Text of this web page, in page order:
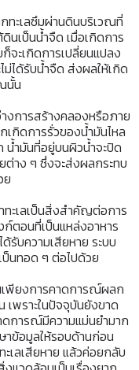
ทะเลซึมผ่านดินบริเวณที่
นเป็นน้ำจืด เมื่อเกิดการ
จะเกิดการเปลี่ยนแปลง
ได้รับน้ำจืด ส่งผลให้เกิด
นั้น
างการสร้างคลองหรือภาย
เกิดการรั่วของน้ำมันไหล
น้ำมันที่อยู่บนผิวน้ำจะปิด
ต่าง ๆ ซึ่งจะส่งผลกระทบ
ย
ะเลเป็นสิ่งสำคัญต่อการ
ก์ตอนที่เป็นแหล่งอาหาร
รับความเสียหาย ระบบ
ป็นทอด ๆ ต่อไปด้วย
เพียงการคาดการณ์ผลก
พราะในปัจจุบันยังขาด
ดการณ์มีความแม่นยำมาก
ข้อมูลให้รอบด้านก่อน
เลเสียหาย แล้วค่อยกลับ